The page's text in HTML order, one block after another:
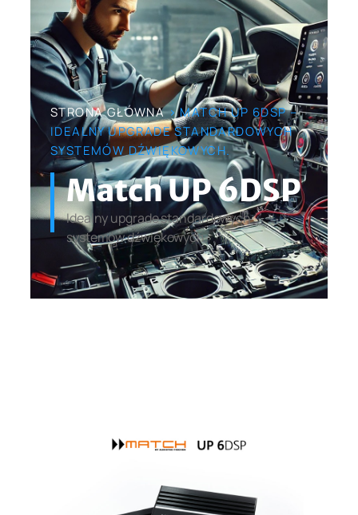
STRONA GŁÓWNA> MATCH UP 6DSP –
IDEALNY UPGRADE STANDARDOWYCH
SYSTEMÓW DŹWIĘKOWYCH.
Match UP 6DSP
Idealny upgrade standardowych
systemów dźwiękowych.